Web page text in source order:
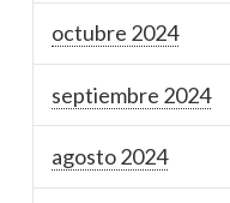
octubre 2024
septiembre 2024
agosto 2024